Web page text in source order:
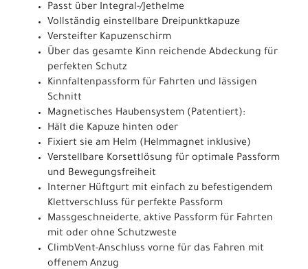
Passt über Integral-/Jethelme
Vollständig einstellbare Dreipunktkapuze
Versteifter Kapuzenschirm
Über das gesamte Kinn reichende Abdeckung für
perfekten Schutz
Kinnfaltenpassform für Fahrten und lässigen
Schnitt
Magnetisches Haubensystem (Patentiert):
Hält die Kapuze hinten oder
Fixiert sie am Helm (Helmmagnet inklusive)
Verstellbare Korsettlösung für optimale Passform
und Bewegungsfreiheit
Interner Hüftgurt mit einfach zu befestigendem
Klettverschluss für perfekte Passform
Massgeschneiderte, aktive Passform für Fahrten
mit oder ohne Schutzweste
ClimbVent-Anschluss vorne für das Fahren mit
offenem Anzug